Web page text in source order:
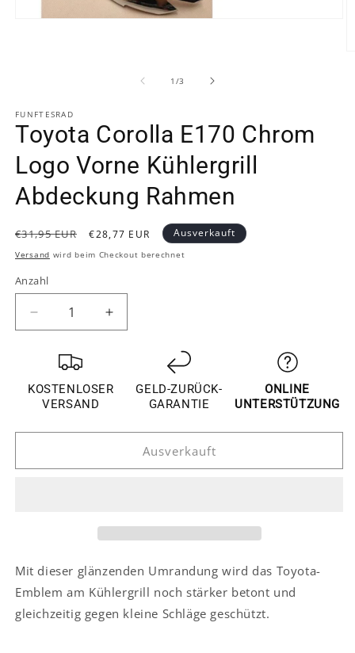
1 /von
3
FUNFTESRAD
Toyota Corolla E170 Chrom
Logo Vorne Kühlergrill
Abdeckung Rahmen
Normaler
Preis
€31,95 EUR Verkaufspreis
€28,77 EUR Ausverkauft
Versand wird beim Checkout berechnet
Anzahl
Verringere
die
Menge
Toyota
Corolla
Chrom
Vorne
Erhöhe
die
Toyota
Corolla
Chrom
Vorne
KOSTENLOSER
VERSAND
GELD-ZURÜCK-
GARANTIE
ONLINE
UNTERSTÜTZUNG
Ausverkauft
Mit dieser glänzenden Umrandung wird das Toyota-
Emblem am Kühlergrill noch stärker betont und
gleichzeitig gegen kleine Schläge geschützt.